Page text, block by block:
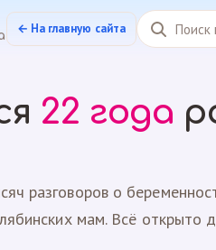
← На главную сайта
22 года
разговоров о
мам. Всё открыто